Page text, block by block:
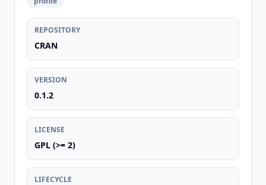
REPOSITORY
CRAN
VERSION
0.1.2
LICENSE
GPL (>= 2)
LIFECYCLE